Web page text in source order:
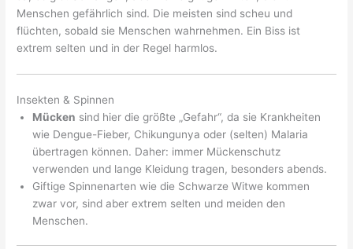
Menschen gefährlich sind. Die meisten sind scheu und
flüchten, sobald sie Menschen wahrnehmen. Ein Biss ist
extrem selten und in der Regel harmlos.
Insekten & Spinnen
Mücken sind hier die größte „Gefahr“, da sie Krankheiten
wie Dengue-Fieber, Chikungunya oder (selten) Malaria
übertragen können. Daher: immer Mückenschutz
verwenden und lange Kleidung tragen, besonders abends.
Giftige Spinnenarten wie die Schwarze Witwe kommen
zwar vor, sind aber extrem selten und meiden den
Menschen.